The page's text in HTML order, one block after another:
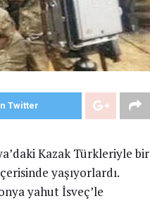
Twitter
Kazak Türkleriyle bir
yaşıyorlardı.
yahut İsveç’le